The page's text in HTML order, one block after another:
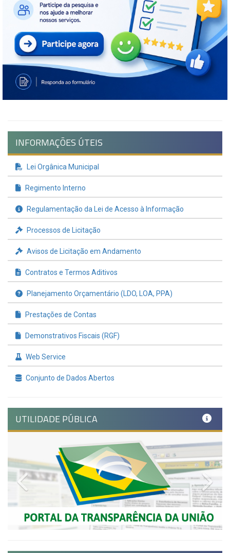
INFORMAÇÕES ÚTEIS
Lei Orgânica Municipal
Regimento Interno
Regulamentação da Lei de Acesso à Informação
Processos de Licitação
Avisos de Licitação em Andamento
Contratos e Termos Aditivos
Planejamento Orçamentário (LDO, LOA, PPA)
Prestações de Contas
Demonstrativos Fiscais (RGF)
Web Service
Conjunto de Dados Abertos
UTILIDADE PÚBLICA
Previous